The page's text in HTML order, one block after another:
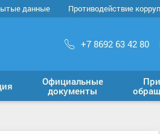
данные Противодействие
+7 8692 63 42 80
Официальные
документы